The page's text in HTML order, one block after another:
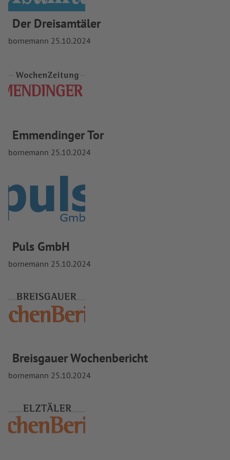
Der Dreisamtäler
bornemann 25.10.2024
Emmendinger Tor
bornemann 25.10.2024
Puls GmbH
bornemann 25.10.2024
Breisgauer Wochenbericht
bornemann 25.10.2024